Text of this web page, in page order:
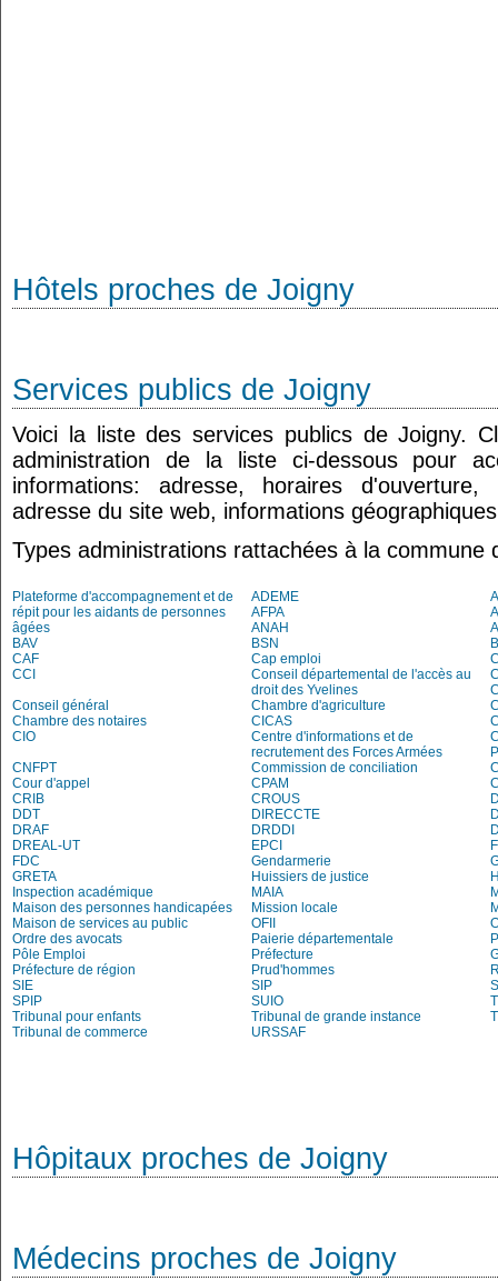
Hôtels proches de Joigny
Services publics de Joigny
Voici la liste des services publics de Joigny.
administration de la liste ci-dessous pour
informations: adresse, horaires
adresse du site web, informations
Types administrations rattachées à la commune
Plateforme d'accompagnement et de
répit pour les aidants de personnes
âgées
ADEME
AFPA
ANAH
BAV
BSN
CAF
Cap emploi
CCI
Conseil départemental de l'accès au
droit des Yvelines
Conseil général
Chambre d'agriculture
Chambre des notaires
CICAS
CIO
Centre d'informations et de
recrutement des Forces Armées
CNFPT
Commission de conciliation
Cour d'appel
CPAM
CRIB
CROUS
DDT
DIRECCTE
DRAF
DRDDI
DREAL-UT
EPCI
FDC
Gendarmerie
GRETA
Huissiers de justice
Inspection académique
MAIA
Maison des personnes handicapées
Mission locale
Maison de services au public
OFII
Ordre des avocats
Paierie départementale
Pôle Emploi
Préfecture
Préfecture de région
Prud'hommes
SIE
SIP
SPIP
SUIO
Tribunal pour enfants
Tribunal de grande instance
Tribunal de commerce
URSSAF
Hôpitaux proches de Joigny
Médecins proches de Joigny